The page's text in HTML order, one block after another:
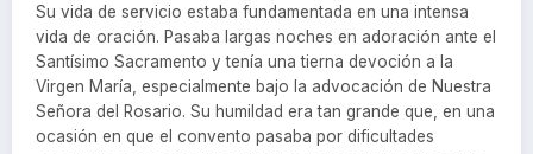
Su vida de servicio estaba fundamentada en una intensa
vida de oración. Pasaba largas noches en adoración ante el
Santísimo Sacramento y tenía una tierna devoción a la
Virgen María, especialmente bajo la advocación de Nuestra
Señora del Rosario. Su humildad era tan grande que, en una
ocasión en que el convento pasaba por dificultades